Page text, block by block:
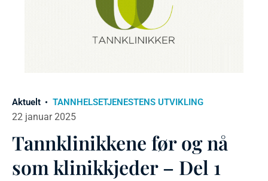
Aktuelt TANNHELSETJENESTENS UTVIKLING
22 januar 2025
Tannklinikkene før og nå
som klinikkjeder – Del 1